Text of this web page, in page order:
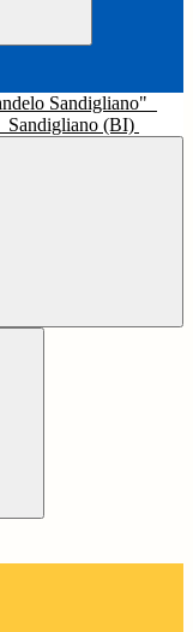
Sandigliano (BI)